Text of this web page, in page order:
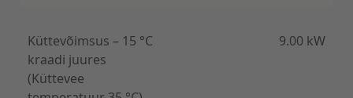
Küttevõimsus – 15 °C
kraadi juures
(Küttevee
9.00 kW